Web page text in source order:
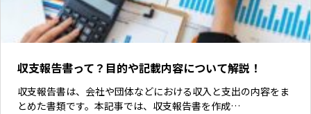
収支報告書って？目的や記載内容について解説！
収支報告書は、会社や団体などにおける収入と支出の内容をま
とめた書類です。本記事では、収支報告書を作成…